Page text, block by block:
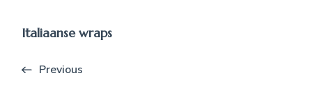
Italiaanse wraps
Previous